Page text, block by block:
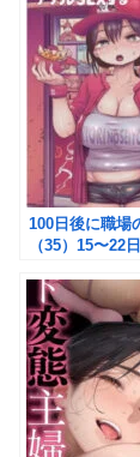
100日後に職場
（35）15〜22